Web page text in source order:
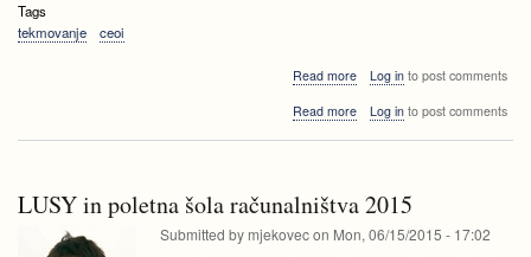
Tags
tekmovanje
ceoi
Read moreabout
ekipa
Log into post comments
Read moreabout
2015
Log into post comments
LUSY in poletna šola računalništva 2015
Submitted by mjekovecon Mon, 06/15/2015 - 17:02